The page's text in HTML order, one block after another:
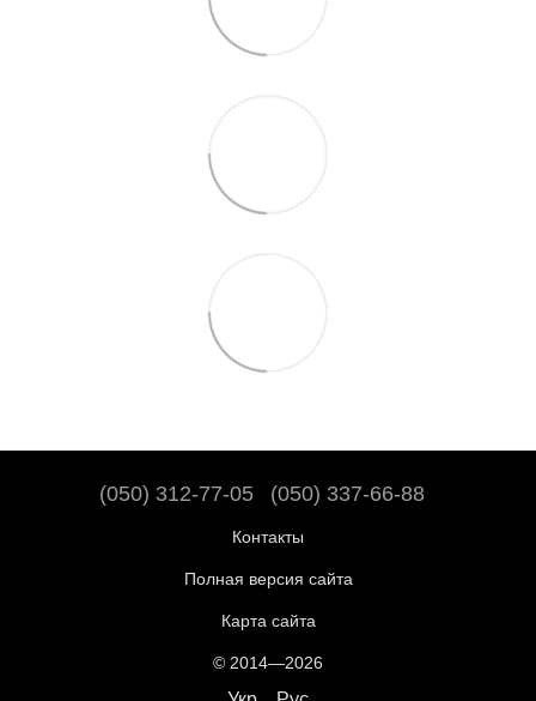
(050) 312-77-05 (050) 337-66-88
Контакты
Полная версия сайта
Карта сайта
© 2014—2026